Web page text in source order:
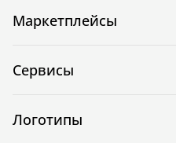
Маркетплейсы
Сервисы
Логотипы